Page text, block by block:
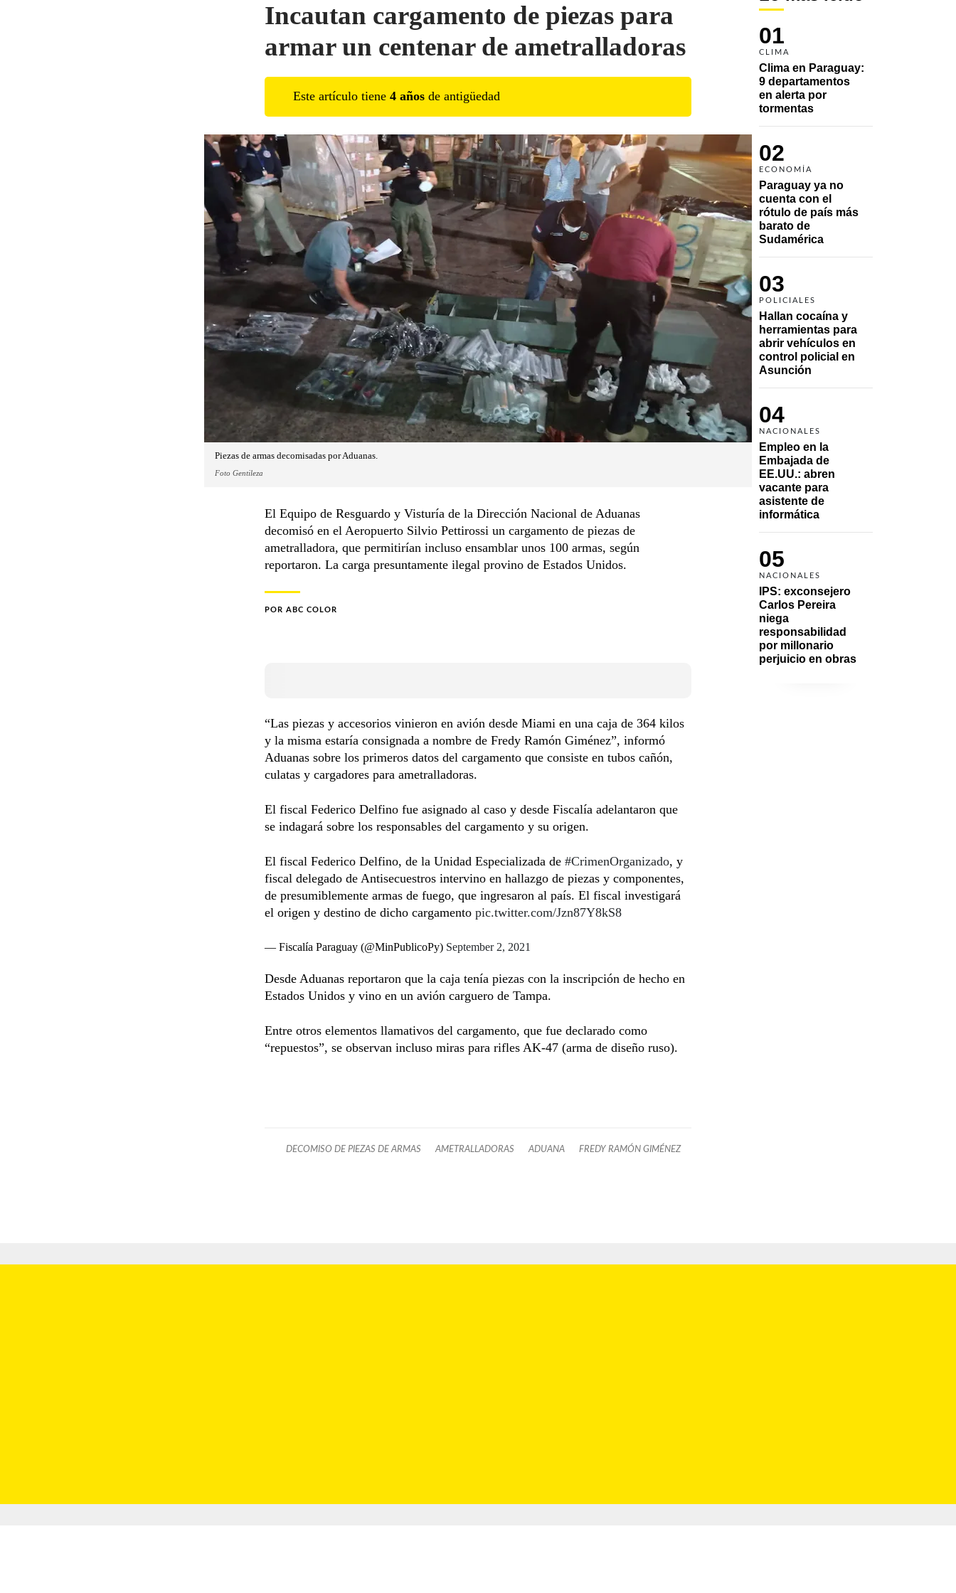
01
CLIMA
Clima en Paraguay:
9 departamentos
en alerta por
tormentas
02
ECONOMÍA
Paraguay ya no
cuenta con el
rótulo de país más
barato de
Sudamérica
03
POLICIALES
Hallan cocaína y
herramientas para
abrir vehículos en
control policial en
Asunción
04
NACIONALES
Empleo en la
Embajada de
EE.UU.: abren
vacante para
asistente de
informática
05
NACIONALES
IPS: exconsejero
Carlos Pereira
niega
responsabilidad
por millonario
perjuicio en obras
Incautan cargamento de piezas para
armar un centenar de ametralladoras
Este artículo tiene 4 años de antigüedad
Piezas de armas decomisadas por Aduanas.
Foto Gentileza
El Equipo de Resguardo y Visturía de la Dirección Nacional de Aduanas
decomisó en el Aeropuerto Silvio Pettirossi un cargamento de piezas de
ametralladora, que permitirían incluso ensamblar unos 100 armas, según
reportaron. La carga presuntamente ilegal provino de Estados Unidos.
POR ABC COLOR
“Las piezas y accesorios vinieron en avión desde Miami en una caja de 364 kilos
y la misma estaría consignada a nombre de Fredy Ramón Giménez”, informó
Aduanas sobre los primeros datos del cargamento que consiste en tubos cañón,
culatas y cargadores para ametralladoras.
El fiscal Federico Delfino fue asignado al caso y desde Fiscalía adelantaron que
se indagará sobre los responsables del cargamento y su origen.
El fiscal Federico Delfino, de la Unidad Especializada de #CrimenOrganizado, y
fiscal delegado de Antisecuestros intervino en hallazgo de piezas y componentes,
de presumiblemente armas de fuego, que ingresaron al país. El fiscal investigará
el origen y destino de dicho cargamento pic.twitter.com/Jzn87Y8kS8
— Fiscalía Paraguay (@MinPublicoPy) September 2, 2021
Desde Aduanas reportaron que la caja tenía piezas con la inscripción de hecho en
Estados Unidos y vino en un avión carguero de Tampa.
Entre otros elementos llamativos del cargamento, que fue declarado como
“repuestos”, se observan incluso miras para rifles AK-47 (arma de diseño ruso).
DECOMISO DE PIEZAS DE ARMAS AMETRALLADORAS ADUANA FREDY RAMÓN GIMÉNEZ